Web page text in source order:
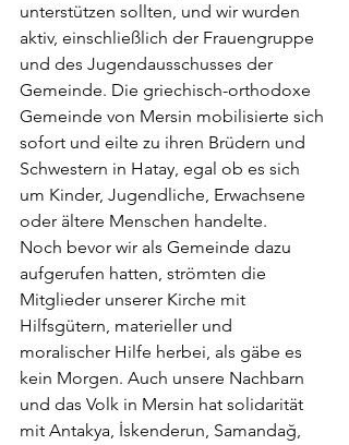
unterstützen sollten, und wir wurden
aktiv, einschließlich der Frauengruppe
und des Jugendausschusses der
Gemeinde. Die griechisch-orthodoxe
Gemeinde von Mersin mobilisierte sich
sofort und eilte zu ihren Brüdern und
Schwestern in Hatay, egal ob es sich
um Kinder, Jugendliche, Erwachsene
oder ältere Menschen handelte.
Noch bevor wir als Gemeinde dazu
aufgerufen hatten, strömten die
Mitglieder unserer Kirche mit
Hilfsgütern, materieller und
moralischer Hilfe herbei, als gäbe es
kein Morgen. Auch unsere Nachbarn
und das Volk in Mersin hat solidarität
mit Antakya, İskenderun, Samandağ,